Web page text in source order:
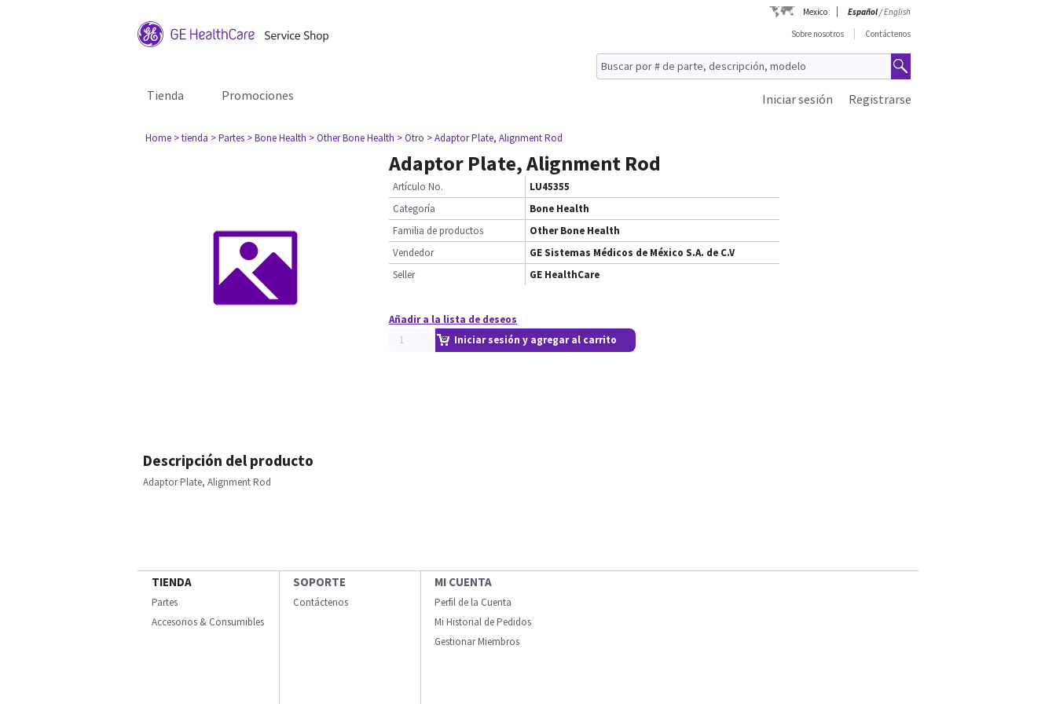
Mexico Español/English
Sobre nosotros
Contáctenos
Tienda Promociones Registrarse
Iniciar sesión
Home > tienda > Partes > Bone Health > Other Bone Health > Otro > Adaptor Plate, Alignment Rod
Adaptor Plate, Alignment Rod
Artículo No.
LU45355
Categoría
Bone Health
Familia de productos
Other Bone Health
Vendedor
GE Sistemas Médicos de México S.A. de C.V
Seller
GE HealthCare
Añadir a la lista de deseos
Iniciar sesión y agregar al carrito
Descripción del producto
Adaptor Plate, Alignment Rod
TIENDA
Partes
Accesorios & Consumibles
SOPORTE
Contáctenos
MI CUENTA
Perfil de la Cuenta
Mi Historial de Pedidos
Gestionar Miembros